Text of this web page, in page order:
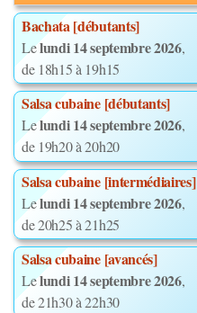
Bachata [débutants]
Lelundi 14 septembre 2026,
de 18h15 à 19h15
Salsa cubaine [débutants]
Lelundi 14 septembre 2026,
de 19h20 à 20h20
Salsa cubaine [intermédiaires]
Lelundi 14 septembre 2026,
de 20h25 à 21h25
Salsa cubaine [avancés]
Lelundi 14 septembre 2026,
de 21h30 à 22h30